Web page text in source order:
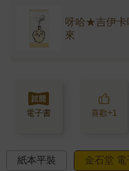
呀哈★吉伊卡
來
電子書 喜歡+1
紙本平裝 金石堂 電